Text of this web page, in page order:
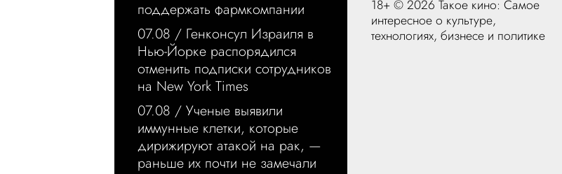
поддержать фармкомпании
07.08 / Генконсул Израиля в
Нью-Йорке распорядился
отменить подписки сотрудников
на New York Times
07.08 /Ученые выявили
иммунные клетки, которые
дирижируют атакой на рак, —
раньше их почти не замечали
18+ ©2026 Такое кино: Самое
интересное о культуре,
технологиях, бизнесе и политике